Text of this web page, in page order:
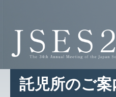
託児所のご案